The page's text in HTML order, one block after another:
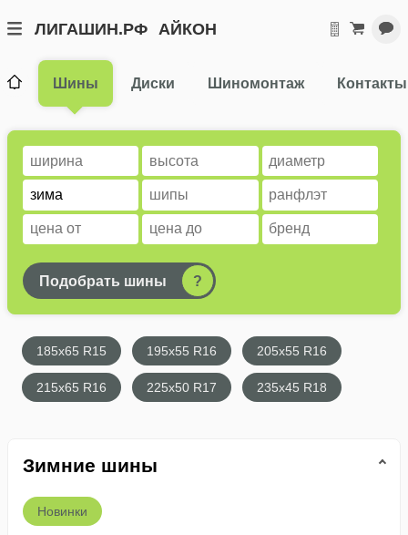
ЛИГАШИН.РФ АЙКОН
Шины Диски Шиномонтаж Контакты
Подобрать шины ?
185x65 R15 195x55 R16 205x55 R16
215x65 R16 225x50 R17 235x45 R18
Зимние шины
Новинки